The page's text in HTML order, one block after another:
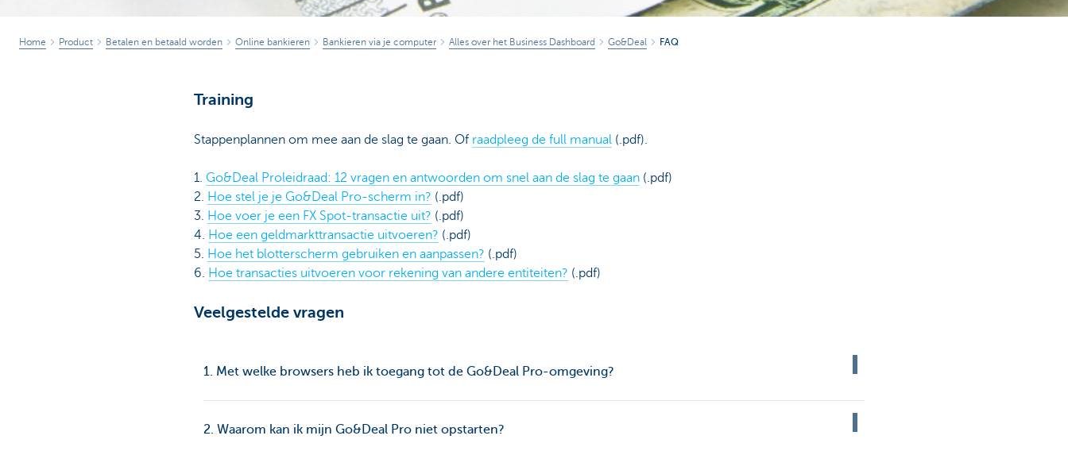
Home Product Betalen en betaald worden Online bankieren Bankieren via je computer Alles over het Business Dashboard Go&Deal FAQ
Training
Stappenplannen om mee aan de slag te gaan. Of raadpleeg de full manual (.pdf).
1. Go&Deal Proleidraad: 12 vragen en antwoorden om snel aan de slag te gaan (.pdf)
2. Hoe stel je je Go&Deal Pro-scherm in? (.pdf)
3. Hoe voer je een FX Spot-transactie uit? (.pdf)
4. Hoe een geldmarkttransactie uitvoeren? (.pdf)
5. Hoe het blotterscherm gebruiken en aanpassen? (.pdf)
6. Hoe transacties uitvoeren voor rekening van andere entiteiten? (.pdf)
Veelgestelde vragen
1. Met welke browsers heb ik toegang tot de Go&Deal Pro-omgeving?
2. Waarom kan ik mijn Go&Deal Pro niet opstarten?